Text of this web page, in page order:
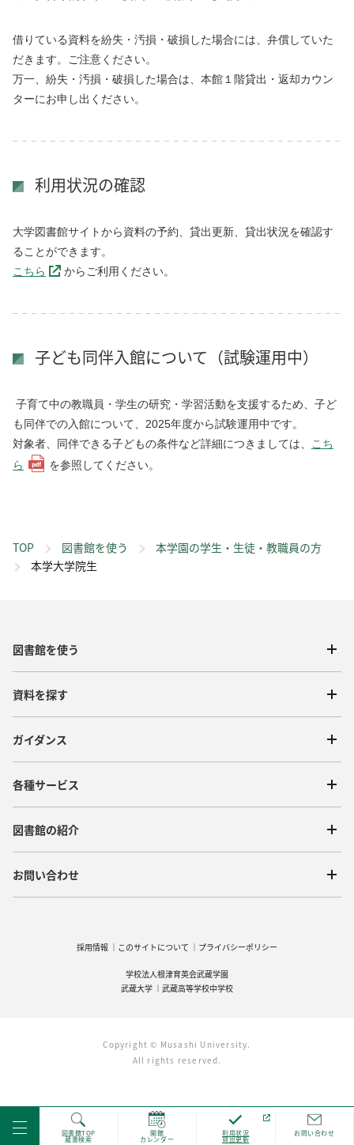
図書館TOP
蔵書検索
開館
カレンダー
利用状況
貸出更新
お問い合わせ
TOP 図書館を使う
本学園の学生・生徒・教職員の方
本学大学院生
借りている資料を紛失・汚損・破損した場合には、弁償していた
だきます。ご注意ください。
万一、紛失・汚損・破損した場合は、本館１階貸出・返却カウン
ターにお申し出ください。
利用状況の確認
大学図書館サイトから資料の予約、貸出更新、貸出状況を確認す
ることができます。
こちら
からご利用ください。
子ども同伴入館について（試験運用中）
子育て中の教職員・学生の研究・学習活動を支援するため、子ど
も同伴での入館について、2025年度から試験運用中です。
対象者、同伴できる子どもの条件など詳細につきましては、 こち
ら
を参照してください。
図書館を使う
資料を探す
ガイダンス
各種サービス
図書館の紹介
お問い合わせ
採用情報 このサイトについて プライバシーポリシー
学校法人根津育英会武蔵学園
武蔵大学
武蔵高等学校中学校
Copyright © Musashi University.
All rights reserved.